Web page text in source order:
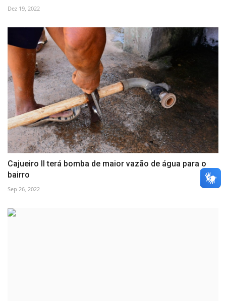
Dez 19, 2022
Cajueiro II terá bomba de maior vazão de água para o
bairro
Sep 26, 2022